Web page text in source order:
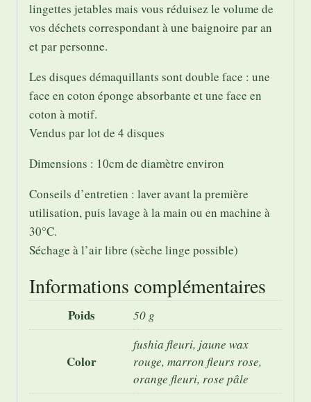
lingettes jetables mais vous réduisez le volume de
vos déchets correspondant à une baignoire par an
et par personne.
Les disques démaquillants sont double face : une
face en coton éponge absorbante et une face en
coton à motif.
Vendus par lot de 4 disques
Dimensions : 10cm de diamètre environ
Conseils d’entretien : laver avant la première
utilisation, puis lavage à la main ou en machine à
30°C.
Séchage à l’air libre (sèche linge possible)
Informations complémentaires
Poids 50 g
Color
fushia fleuri, jaune wax
rouge, marron fleurs rose,
orange fleuri, rose pâle